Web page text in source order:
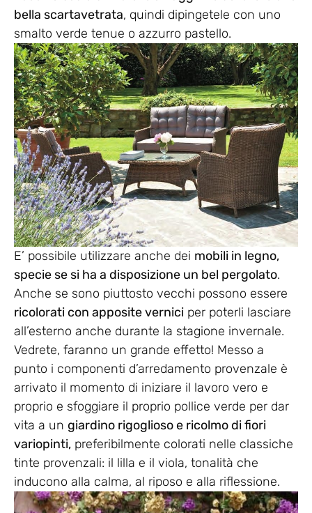
bella scartavetrata, quindi dipingetele con uno
smalto verde tenue o azzurro pastello.
E’ possibile utilizzare anche dei mobili in legno,
specie se si ha a disposizione un bel pergolato.
Anche se sono piuttosto vecchi possono essere
ricolorati con apposite vernici per poterli lasciare
all’esterno anche durante la stagione invernale.
Vedrete, faranno un grande effetto! Messo a
punto i componenti d’arredamento provenzale è
arrivato il momento di iniziare il lavoro vero e
proprio e sfoggiare il proprio pollice verde per dar
vita a un giardino rigoglioso e ricolmo di fiori
variopinti, preferibilmente colorati nelle classiche
tinte provenzali: il lilla e il viola, tonalità che
inducono alla calma, al riposo e alla riflessione.